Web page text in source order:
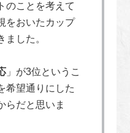
のことを考えて
をおいたカップ
ました。
」が3位というこ
希望通りにした
らだと思いま